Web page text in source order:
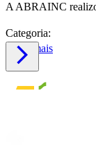
A ABRAINC
Categoria:
Saiba mais
